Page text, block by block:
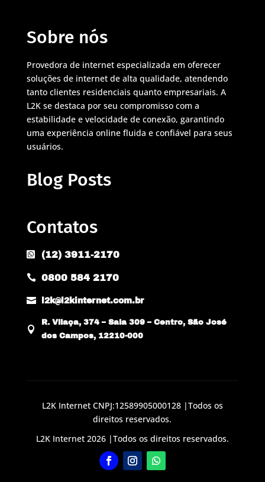
Sobre nós
Provedora de internet especializada em oferecer
soluções de internet de alta qualidade, atendendo
tanto clientes residenciais quanto empresariais. A
L2K se destaca por seu compromisso com a
estabilidade e velocidade de conexão, garantindo
uma experiência online fluida e confiável para seus
usuários.
Blog Posts
Contatos
 (12) 3911-2170
 0800 584 2170
 l2k@l2kinternet.com.br

R. Vilaça, 374 – Sala 309 – Centro, São José
dos Campos, 12210-000
L2K Internet CNPJ:12589905000128 |Todos os
direitos reservados.
L2K Internet 2026 |Todos os direitos reservados.